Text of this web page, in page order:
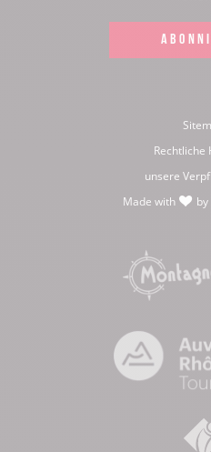
Rechtliche
unsere
Made with
by